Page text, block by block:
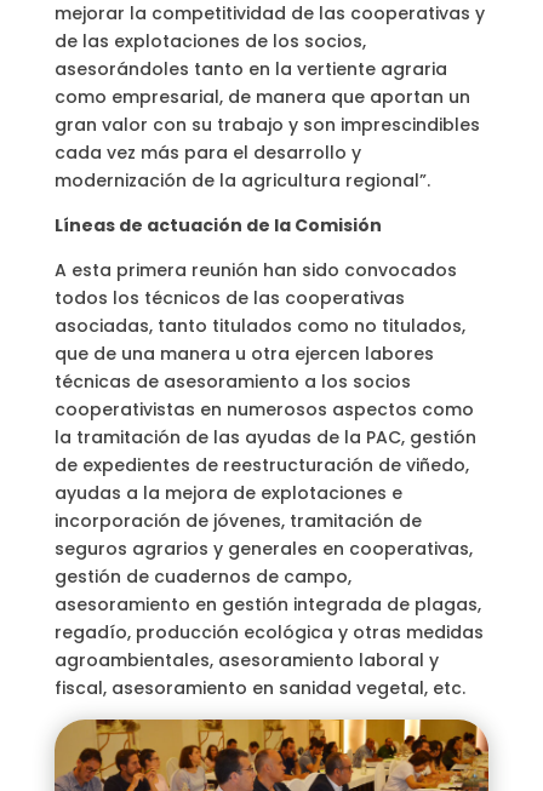
mejorar la competitividad de las cooperativas y
de las explotaciones de los socios,
asesorándoles tanto en la vertiente agraria
como empresarial, de manera que aportan un
gran valor con su trabajo y son imprescindibles
cada vez más para el desarrollo y
modernización de la agricultura regional”.
Líneas de actuación de la Comisión
A esta primera reunión han sido convocados
todos los técnicos de las cooperativas
asociadas, tanto titulados como no titulados,
que de una manera u otra ejercen labores
técnicas de asesoramiento a los socios
cooperativistas en numerosos aspectos como
la tramitación de las ayudas de la PAC, gestión
de expedientes de reestructuración de viñedo,
ayudas a la mejora de explotaciones e
incorporación de jóvenes, tramitación de
seguros agrarios y generales en cooperativas,
gestión de cuadernos de campo,
asesoramiento en gestión integrada de plagas,
regadío, producción ecológica y otras medidas
agroambientales, asesoramiento laboral y
fiscal, asesoramiento en sanidad vegetal, etc.